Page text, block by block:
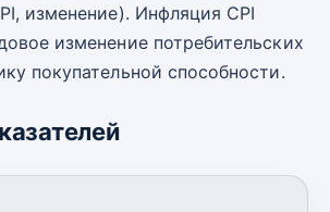
изменение). Инфляция CPI
изменение потребительских
покупательной способности.